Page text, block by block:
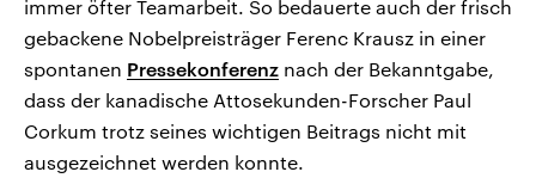
immer öfter Teamarbeit. So bedauerte auch der frisch
gebackene Nobelpreisträger Ferenc Krausz in einer
spontanen Pressekonferenz nach der Bekanntgabe,
dass der kanadische Attosekunden-Forscher Paul
Corkum trotz seines wichtigen Beitrags nicht mit
ausgezeichnet werden konnte.